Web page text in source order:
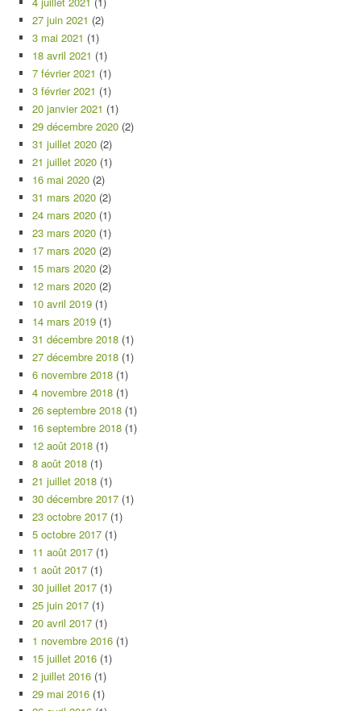
27 juin 2021 (2)
3 mai 2021 (1)
18 avril 2021 (1)
7 février 2021 (1)
3 février 2021 (1)
20 janvier 2021 (1)
29 décembre 2020 (2)
31 juillet 2020 (2)
21 juillet 2020 (1)
16 mai 2020 (2)
31 mars 2020 (2)
24 mars 2020 (1)
23 mars 2020 (1)
17 mars 2020 (2)
15 mars 2020 (2)
12 mars 2020 (2)
10 avril 2019 (1)
14 mars 2019 (1)
31 décembre 2018 (1)
27 décembre 2018 (1)
6 novembre 2018 (1)
4 novembre 2018 (1)
26 septembre 2018 (1)
16 septembre 2018 (1)
12 août 2018 (1)
8 août 2018 (1)
21 juillet 2018 (1)
30 décembre 2017 (1)
23 octobre 2017 (1)
5 octobre 2017 (1)
11 août 2017 (1)
1 août 2017 (1)
30 juillet 2017 (1)
25 juin 2017 (1)
20 avril 2017 (1)
1 novembre 2016 (1)
15 juillet 2016 (1)
2 juillet 2016 (1)
29 mai 2016 (1)